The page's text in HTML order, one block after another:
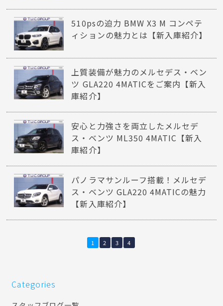
510psの迫力 BMW X3 M コンペテ
ィションの魅力とは【新入庫紹介】
上質装備が魅力のメルセデス・ベン
ツ GLA220 4MATICをご案内【新入
庫紹介】
安心と力強さを両立したメルセデ
ス・ベンツ ML350 4MATIC【新入
庫紹介】
パノラマサンルーフ搭載！メルセデ
ス・ベンツ GLA220 4MATICの魅力
【新入庫紹介】
1 2 3 4
Categories